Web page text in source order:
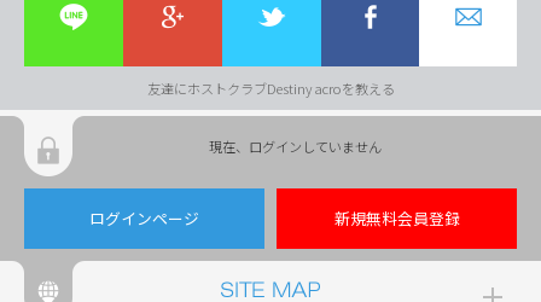
友達にホストクラブDestiny acroを教える
現在、ログインしていません
ログインページ 新規無料会員登録